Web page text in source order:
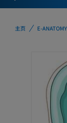
主页 E-ANATOMY